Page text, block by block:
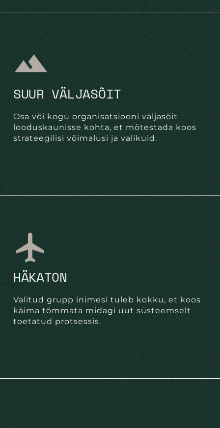
SUUR VÄLJASÕIT
Osa või kogu organisatsiooni väljasõit
looduskaunisse kohta, et mõtestada koos
strateegilisi võimalusi ja valikuid.
HÄKATON
Valitud grupp inimesi tuleb kokku, et koos
käima tõmmata midagi uut süsteemselt
toetatud protsessis.